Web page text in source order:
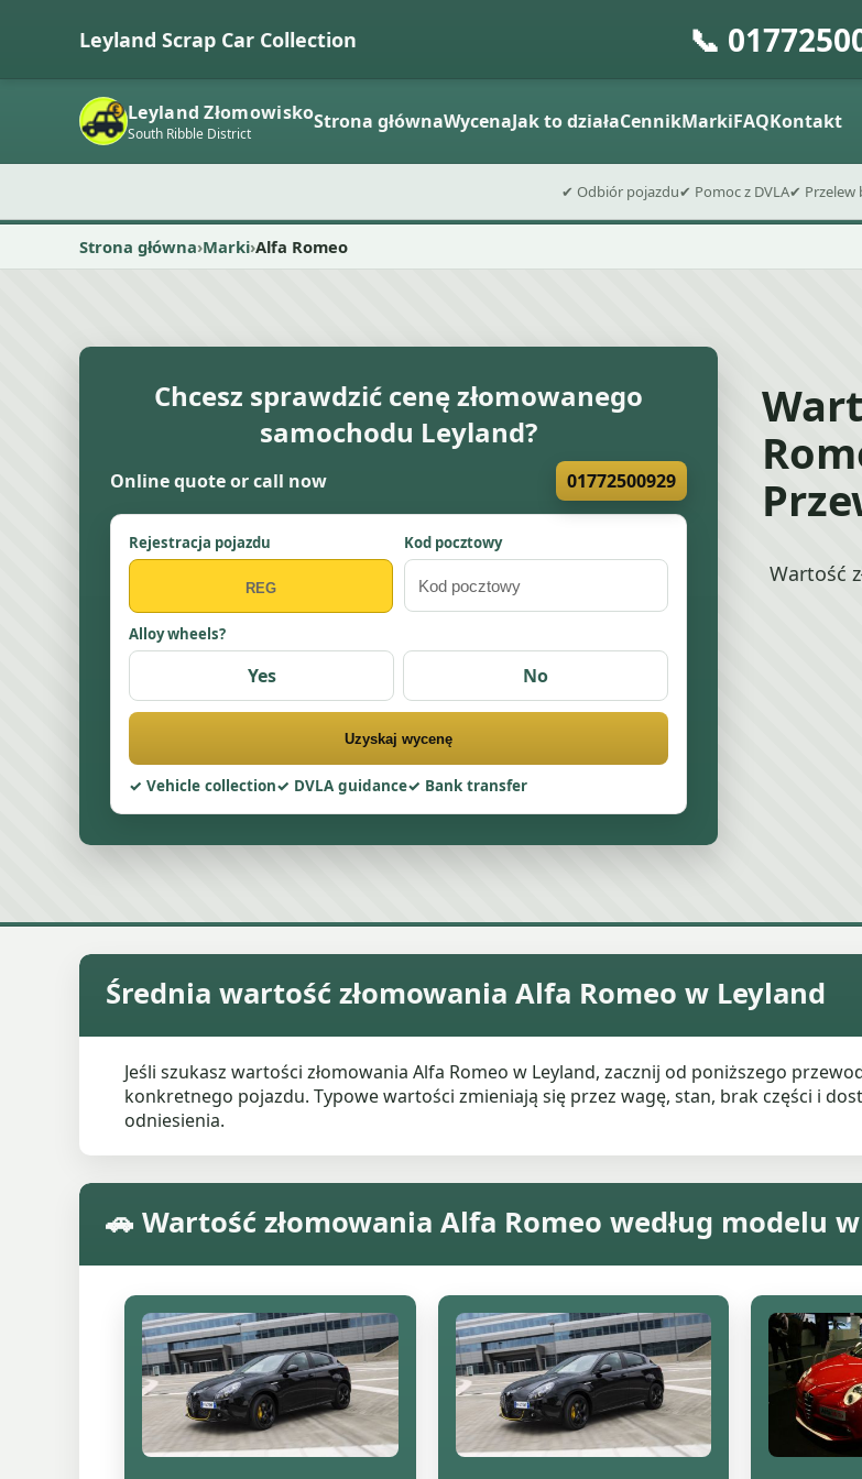
Leyland Scrap Car Collection 📞
Leyland Złomowisko
South Ribble District Strona głównaWycenaJak to działaCennikMarkiFAQKontakt
✔ Odbiór pojazdu✔ Pomoc z DVLA✔ Przelew
Strona główna Marki Alfa Romeo
Chcesz sprawdzić cenę złomowanego
samochodu Leyland?
Online quote or call now 01772500929
Rejestracja pojazdu Kod pocztowy
Alloy wheels?
Yes No
Uzyskaj wycenę
Vehicle collection DVLA guidance Bank transfer
Wartość
Średnia wartość złomowania Alfa Romeo w Leyland
Jeśli szukasz wartości złomowania Alfa Romeo w Leyland, zacznij od poniższego
konkretnego pojazdu. Typowe wartości zmieniają się przez wagę, stan, brak części i
odniesienia.
🚗 Wartość złomowania Alfa Romeo według modelu